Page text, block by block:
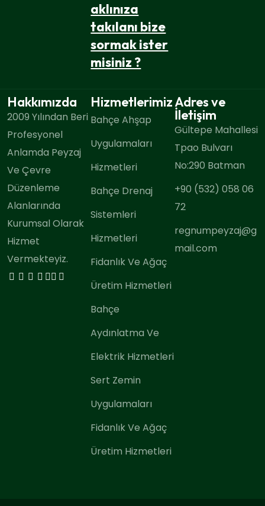
aklınıza
takılanı bize
sormak ister
misiniz ?
Hakkımızda
2009 Yılından Beri
Profesyonel
Anlamda Peyzaj
Ve Çevre
Düzenleme
Alanlarında
Kurumsal Olarak
Hizmet
Vermekteyiz.
Hizmetlerimiz
Bahçe Ahşap
Uygulamaları
Hizmetleri
Bahçe Drenaj
Sistemleri
Hizmetleri
Fidanlık Ve Ağaç
Üretim Hizmetleri
Bahçe
Aydınlatma Ve
Elektrik Hizmetleri
Sert Zemin
Uygulamaları
Fidanlık Ve Ağaç
Üretim Hizmetleri
Adres ve
İletişim
Gültepe Mahallesi
Tpao Bulvarı
No:290 Batman
+90 (532) 058 06
72
regnumpeyzaj@g
mail.com